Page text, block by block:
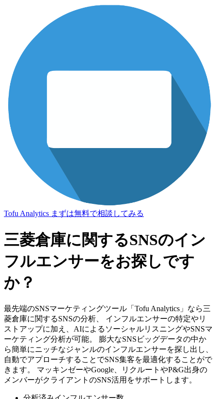
Tofu Analytics まずは無料で相談してみる
三菱倉庫に関するSNSのイン
フルエンサーをお探しです
か？
最先端のSNSマーケティングツール「Tofu Analytics」なら三
菱倉庫に関するSNSの分析、 インフルエンサーの特定やリ
ストアップに加え、AIによるソーシャルリスニングやSNSマ
ーケティング分析が可能。 膨大なSNSビッグデータの中か
ら簡単にニッチなジャンルのインフルエンサーを探し出し、
自動でアプローチすることでSNS集客を最適化することがで
きます。 マッキンゼーやGoogle、リクルートやP&G出身の
メンバーがクライアントのSNS活用をサポートします。